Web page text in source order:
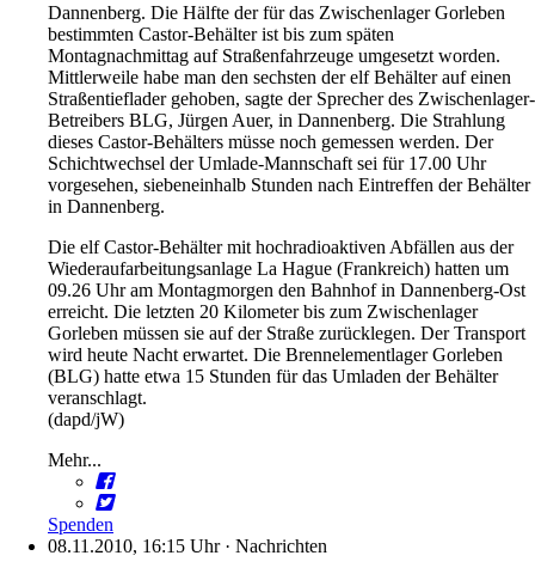
Dannenberg. Die Hälfte der für das Zwischenlager Gorleben
bestimmten Castor-Behälter ist bis zum späten
Montagnachmittag auf Straßenfahrzeuge umgesetzt worden.
Mittlerweile habe man den sechsten der elf Behälter auf einen
Straßentieflader gehoben, sagte der Sprecher des Zwischenlager-
Betreibers BLG, Jürgen Auer, in Dannenberg. Die Strahlung
dieses Castor-Behälters müsse noch gemessen werden. Der
Schichtwechsel der Umlade-Mannschaft sei für 17.00 Uhr
vorgesehen, siebeneinhalb Stunden nach Eintreffen der Behälter
in Dannenberg.
Die elf Castor-Behälter mit hochradioaktiven Abfällen aus der
Wiederaufarbeitungsanlage La Hague (Frankreich) hatten um
09.26 Uhr am Montagmorgen den Bahnhof in Dannenberg-Ost
erreicht. Die letzten 20 Kilometer bis zum Zwischenlager
Gorleben müssen sie auf der Straße zurücklegen. Der Transport
wird heute Nacht erwartet. Die Brennelementlager Gorleben
(BLG) hatte etwa 15 Stunden für das Umladen der Behälter
veranschlagt.
(dapd/jW)
Mehr...
Spenden
08.11.2010, 16:15 Uhr· Nachrichten